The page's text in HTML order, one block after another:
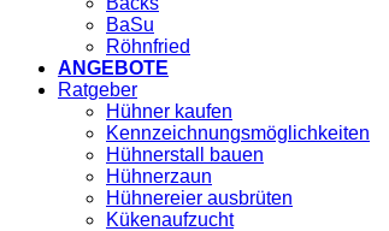
BaSu
Röhnfried
ANGEBOTE
Ratgeber
Hühner kaufen
Kennzeichnungsmöglichkeiten
Hühnerstall bauen
Hühnerzaun
Hühnereier ausbrüten
Kükenaufzucht